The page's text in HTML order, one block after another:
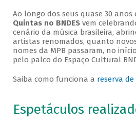
Ao longo dos seus quase 30 anos
Quintas no BNDESvem
cenário da música brasileira,
artistas renomados, quanto
nomes da MPB passaram, no
pelo palco do Espaço Cultural
Saiba como funciona a reserva
Espetáculos